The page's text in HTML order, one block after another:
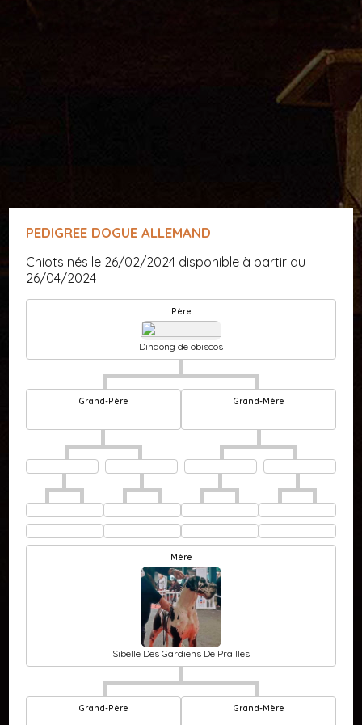
PEDIGREE DOGUE ALLEMAND
Chiots nés le 26/02/2024 disponible à partir du
26/04/2024
Père
Dindong de obiscos
Grand-Père Grand-Mère
Mère
Sibelle Des Gardiens De Prailles
Grand-Père Grand-Mère